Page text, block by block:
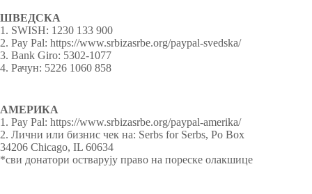
ШВЕДСКА
1. SWISH: 1230 133 900
2. Pay Pal: https://www.srbizasrbe.org/paypal-svedska/
3. Bank Giro: 5302-1077
4. Рачун: 5226 1060 858
АМЕРИКА
1. Pay Pal: https://www.srbizasrbe.org/paypal-amerika/
2. Лични или бизнис чек на: Serbs for Serbs, Po Box
34206 Chicago, IL 60634
*сви донатори остварују право на пореске олакшице